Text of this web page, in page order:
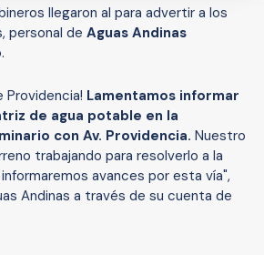
llegaron al para advertir a los
personal de Aguas Andinas
Providencia! Lamentamos informar
de agua potable en la
con Av. Providencia. Nuestro
trabajando para resolverlo a la
avances por esta vía",
Andinas a través de su cuenta de